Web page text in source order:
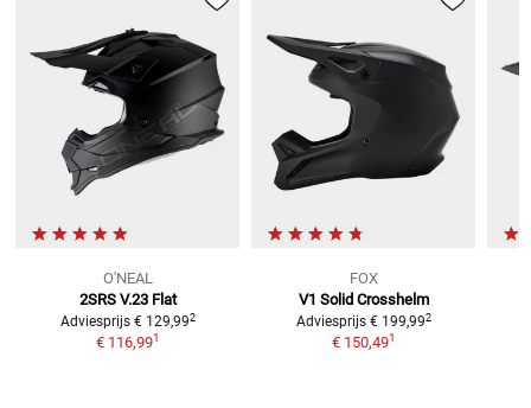
O'NEAL
2SRS V.23 Flat
Adviesprijs € 129,992
€ 116,991
FOX
V1 Solid Crosshelm
Adviesprijs € 199,992
€ 150,491